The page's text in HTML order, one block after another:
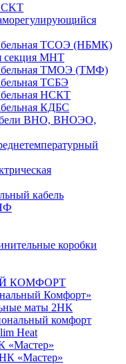
ТСОЭ (НБМК)
секция МНТ
ТМОЭ (ТМФ)
ТСБЭ
НСКТ
КДБС
ВНО, ВНОЭО,
кабель
коробки
КОМФОРТ
Комфорт»
маты 2НК
комфорт
Heat
«Мастер»
«Мастер»